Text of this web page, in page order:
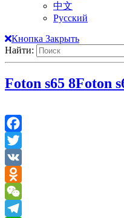
中文
Русский
Кнопка Закрыть
Найти:
Foton s65 8Foton
Facebook
Twitter
VK
Odnoklassniki
WeChat